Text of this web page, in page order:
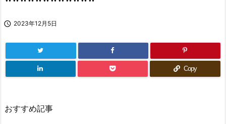
 2023年12月5日
Copy
おすすめ記事